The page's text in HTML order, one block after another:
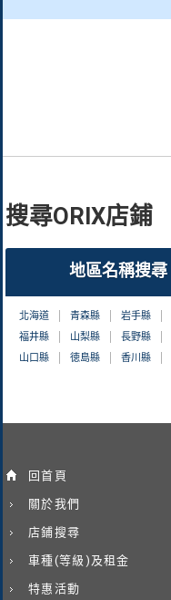
搜尋ORIX店鋪
地區名稱搜尋
北海道 青森縣 岩手縣
福井縣
山梨縣 長野縣
山口縣
徳島縣 香川縣
回首頁
關於我們
店鋪搜尋
車種(等級)及租金
特惠活動